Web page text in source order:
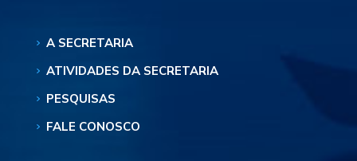
A SECRETARIA
ATIVIDADES DA SECRETARIA
PESQUISAS
FALE CONOSCO